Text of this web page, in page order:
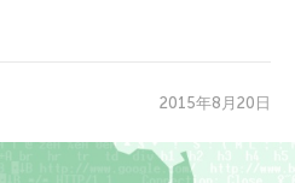
2015年8月20日